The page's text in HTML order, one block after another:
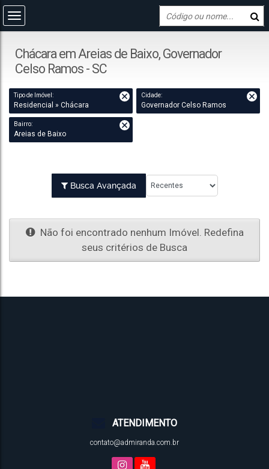
Chácara em Areias de Baixo, Governador
Celso Ramos - SC
Tipo de Imóvel:
Residencial » Chácara
Cidade:
Governador Celso Ramos
Bairro:
Areias de Baixo
Busca Avançada
Não foi encontrado nenhum Imóvel. Redefina
seus critérios de Busca
ATENDIMENTO
contato@admiranda.com.br